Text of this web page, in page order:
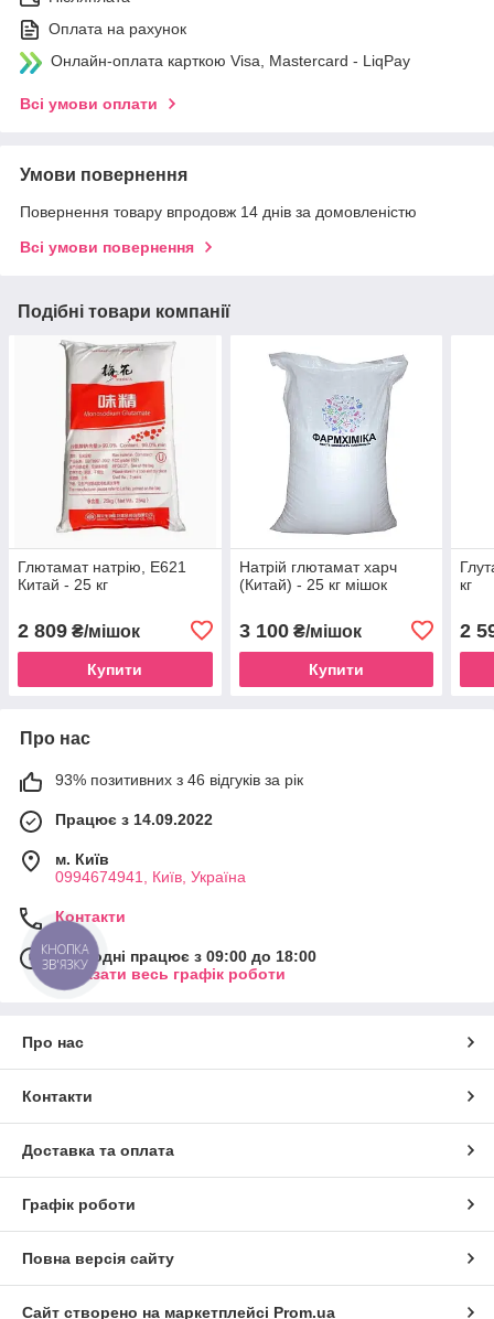
Оплата на рахунок
Онлайн-оплата карткою Visa, Mastercard - LiqPay
Всі умови оплати
Умови повернення
Повернення товару впродовж 14 днів за домовленістю
Всі умови повернення
Подібні товари компанії
Глютамат натрію, Е621
Китай - 25 кг
2 809 ₴/мішок
Купити
Натрій глютамат харч
(Китай) - 25 кг мішок
3 100₴/мішок
Купити
кг
2
Про нас
93% позитивних з 46 відгуків за рік
Працює з 14.09.2022
м. Київ
0994674941, Київ, Україна
Контакти
Сьогодні працює з 09:00 до 18:00
Показати весь графік роботи
Про нас
Контакти
Доставка та оплата
Графік роботи
Повна версія сайту
Сайт створено на маркетплейсі Prom.ua
КНОПКА
ЗВ'ЯЗКУ